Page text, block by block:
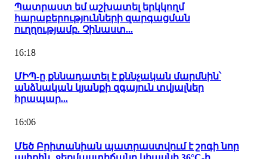
Պատրաստ եմ աշխատել երկկողմ
հարաբերությունների զարգացման
ուղղությամբ. Չինաստ...
16:18
ՄԻՊ-ը քննադատել է քննչական մարմնին՝
անձնական կյանքի զգայուն տվյալներ
հրապար...
16:06
Մեծ Բրիտանիան պատրաստվում է շոգի նոր